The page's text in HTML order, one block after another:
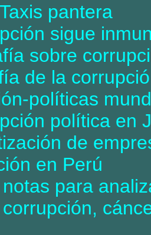
pantera
sigue
sobre
de la
políticas
política en
de
en Perú
para